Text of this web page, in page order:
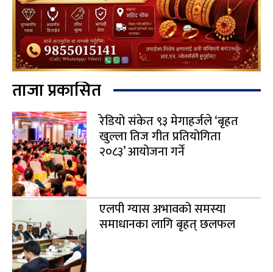
ताजा प्रकासित
रेडियो संकेत ९३ मेगाहर्जले ‘बृहत
खुल्ला तिज गीत प्रतियोगिता
२०८३’ आयोजना गर्ने
एलपी ग्यास अभावको समस्या
समाधानका लागि बृहत् छलफल